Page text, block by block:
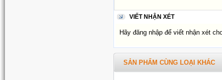
VIẾT NHẬN XÉT
Hãy đăng nhập để viết nhận xét
SẢN PHẨM CÙNG LOẠI KHÁC